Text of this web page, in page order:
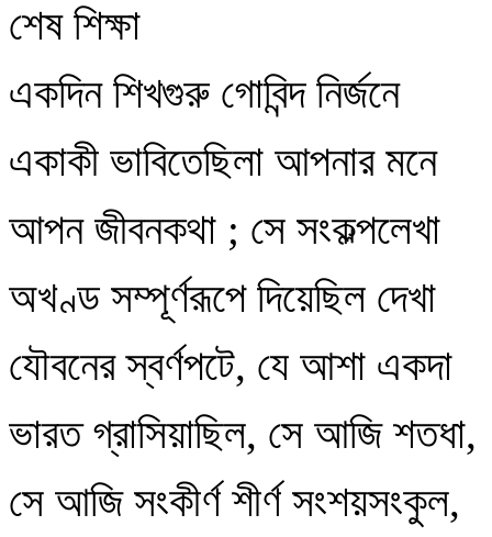
শেষ শিক্ষা
একদিন শিখগুরু গোবিন্দ নির্জনে
একাকী ভাবিতেছিলা আপনার মনে
আপন জীবনকথা ; সে সংকল্পলেখা
অখণ্ড সম্পূর্ণরূপে দিয়েছিল দেখা
যৌবনের স্বর্ণপটে, যে আশা একদা
ভারত গ্রাসিয়াছিল, সে আজি শতধা,
সে আজি সংকীর্ণ শীর্ণ সংশয়সংকুল,